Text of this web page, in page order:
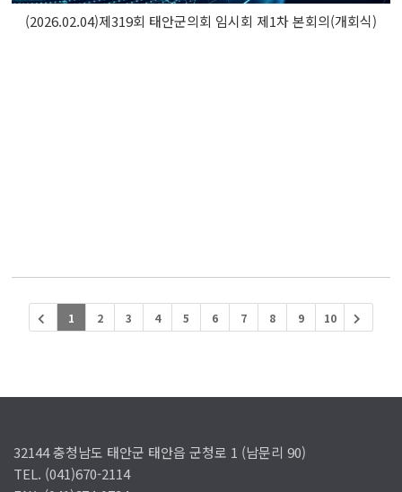
(2026.02.04)제319회 태안군의회 임시회 제1차 본회의(개회식)
1 2 3 4 5 6 7 8 9 10
32144 충청남도 태안군 태안읍 군청로 1 (남문리 90)
TEL. (041)670-2114